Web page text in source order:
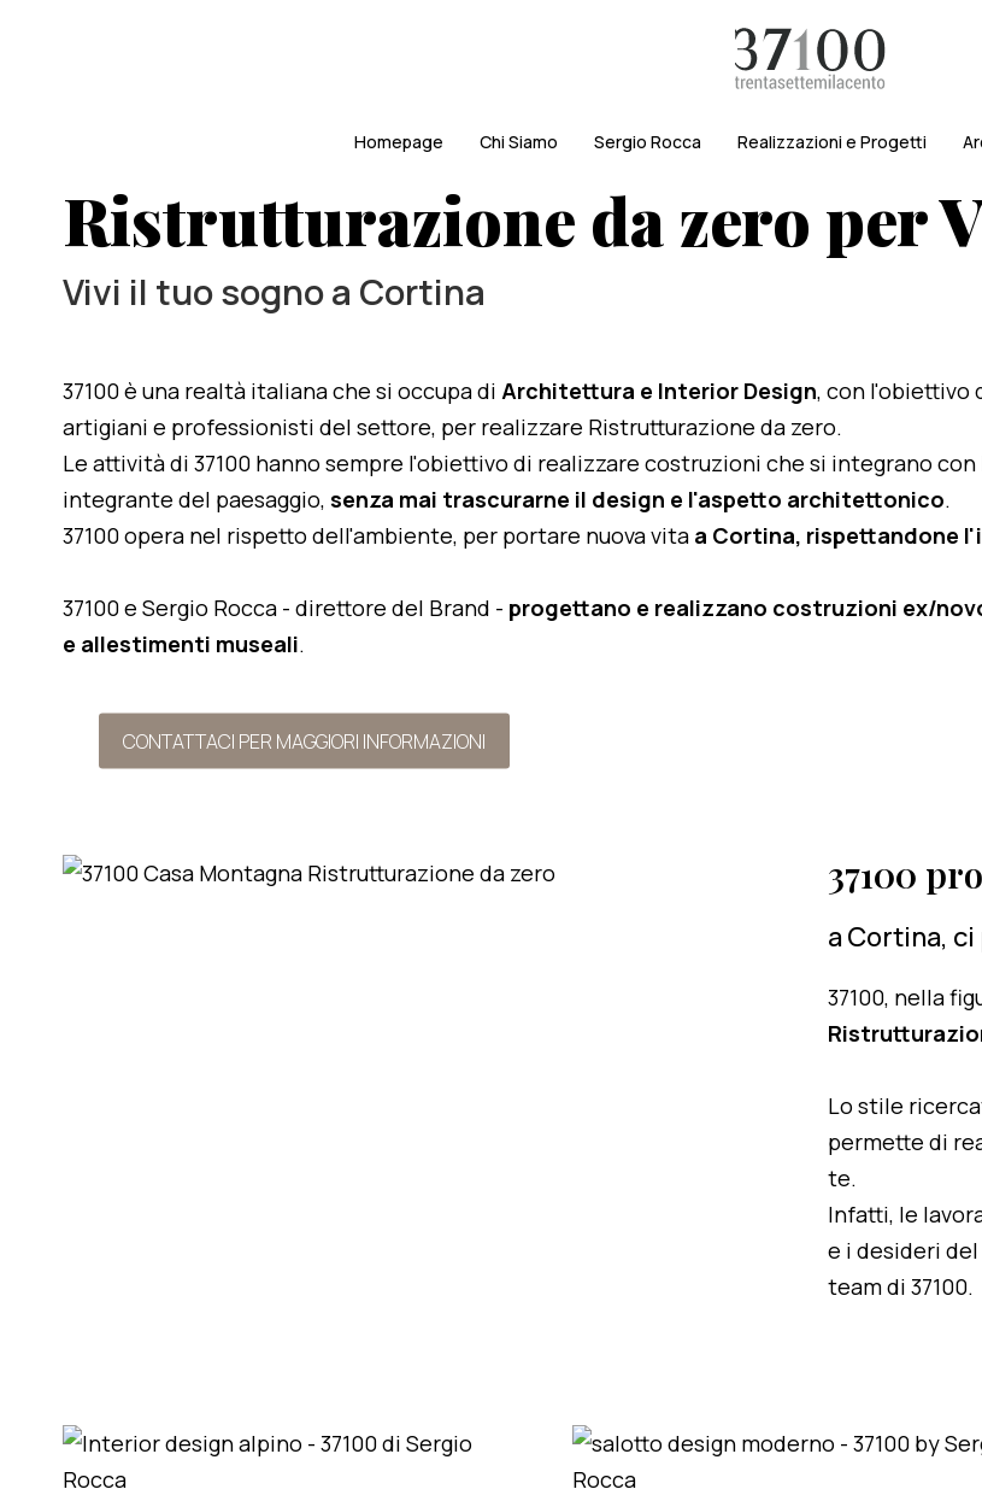
Homepage Chi Siamo Sergio Rocca Realizzazioni e Progetti
Ristrutturazione da zero per
Vivi il tuo sogno a Cortina
37100 è una realtà italiana che si occupa di Architettura e Interior Design, con l'obiettivo
artigiani e professionisti del settore, per realizzare Ristrutturazione da zero.
Le attività di 37100 hanno sempre l'obiettivo di realizzare costruzioni che si integrano
integrante del paesaggio, senza mai trascurarne il design e l'aspetto architettonico.
37100 opera nel rispetto dell'ambiente, per portare nuova vita a Cortina, rispettandone
37100 e Sergio Rocca - direttore del Brand - progettano e realizzano costruzioni ex/
e allestimenti museali.
CONTATTACI PER MAGGIORI INFORMAZIONI
37100
a Cortina,
37100, nella
Lo stile
permette di
te.
Infatti, le
e i desideri
team di 37100.